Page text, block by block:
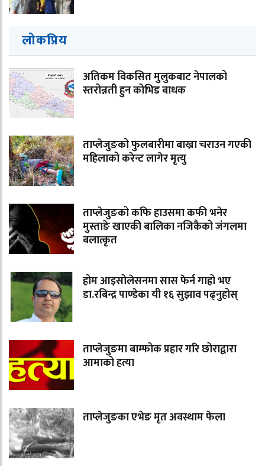
लोकप्रिय
अतिकम विकसित मुलुकबाट नेपालको
स्तरोन्नती हुन कोभिड बाधक
ताप्लेजुङको फुलबारीमा बाख्रा चराउन गएकी
महिलाको करेन्ट लागेर मृत्यु
ताप्लेजुङको कफि हाउसमा कफी भनेर
मुस्ताङे खाएकी बालिका नजिकैको जंगलमा
बलात्कृत
होम आइसोलेसनमा सास फेर्न गाह्रो भए
डा.रबिन्द्र पाण्डेका यी १६ सुझाव पढ्नुहोस्
ताप्लेजुङमा बाम्फोक प्रहार गरि छोराद्वारा
आमाको हत्या
ताप्लेजुङका एभेङ मृत अवस्थाम फेला